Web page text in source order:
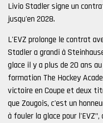
Livio Stadler signe un
jusqu'en 2028.
L'EVZ prolonge le contrat
Stadler a grandi à
glace il y a plus de 20 ans
formation The Hockey
victoire en Coupe et deux
que Zougois, c'est un
à fouler la glace pour l'EVZ",